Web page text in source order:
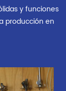
y funciones
producción en